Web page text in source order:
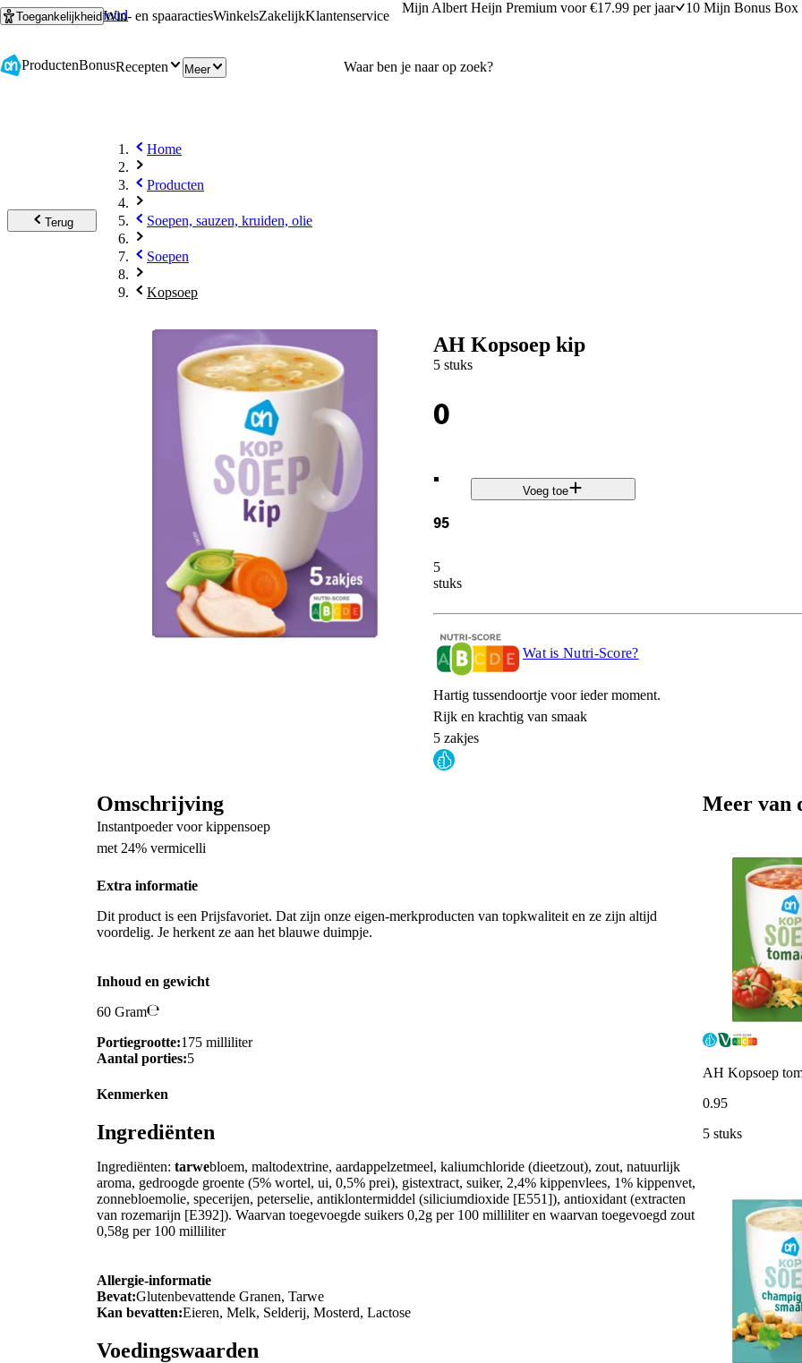
Ga naar hoofdinhoud
Ga naar zoeken
ToegankelijkheidWin- en spaaractiesWinkelsZakelijkKlantenservice
Mijn Albert Heijn Premium voor €17.99 per jaar 10 Mijn Bonus Box
ProductenBonusRecepten Meer
Terug
Home
Producten
Soepen, sauzen, kruiden, olie
Soepen
Kopsoep
AH Kopsoep kip
5 stuks
0
.
95
5
stuks
Voeg toe
Wat is Nutri-Score?
Hartig tussendoortje voor ieder moment.
Rijk en krachtig van smaak
5 zakjes
Omschrijving
Instantpoeder voor kippensoep
met 24% vermicelli
Extra informatie
Dit product is een Prijsfavoriet. Dat zijn onze eigen-merkproducten van topkwaliteit en ze zijn altijd
voordelig. Je herkent ze aan het blauwe duimpje.
Inhoud en gewicht
60 Gram
Portiegrootte:175 milliliter
Aantal porties:5
Kenmerken
Ingrediënten
Ingrediënten: tarwebloem, maltodextrine, aardappelzetmeel, kaliumchloride (dieetzout), zout, natuurlijk
aroma, gedroogde groente (5% wortel, ui, 0,5% prei), gistextract, suiker, 2,4% kippenvlees, 1% kippenvet,
zonnebloemolie, specerijen, peterselie, antiklontermiddel (siliciumdioxide [E551]), antioxidant (extracten
van rozemarijn [E392]). Waarvan toegevoegde suikers 0,2g per 100 milliliter en waarvan toegevoegd zout
0,58g per 100 milliliter
Allergie-informatie
Bevat:Glutenbevattende Granen, Tarwe
Kan bevatten:Eieren, Melk, Selderij, Mosterd, Lactose
Voedingswaarden
Meer van
AH Kopsoep
0.95
5 stuks